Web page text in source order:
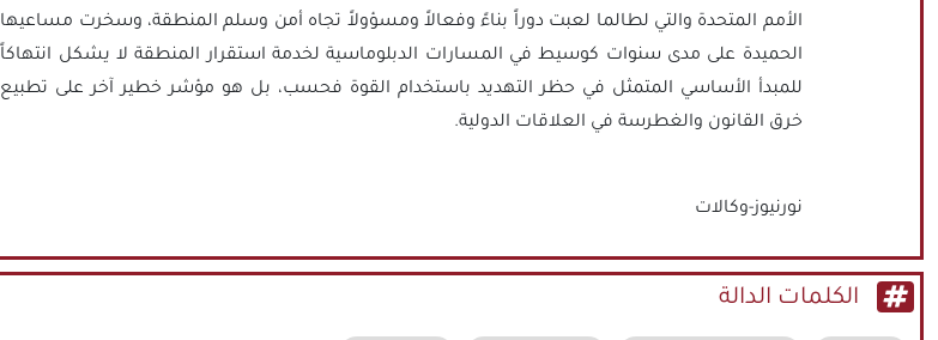
الأمم المتحدة والتي لطالما لعبت دوراً بناءً وفعالاً ومسؤولاً تجاه أمن وسلم المنطقة، وسخرت مساعيها
الحميدة على مدى سنوات كوسيط في المسارات الدبلوماسية لخدمة استقرار المنطقة لا يشكل انتهاكاً
للمبدأ الأساسي المتمثل في حظر التهديد باستخدام القوة فحسب، بل هو مؤشر خطير آخر على تطبيع
خرق القانون والغطرسة في العلاقات الدولية.
نورنيوز-وكالات
الكلمات الدالة